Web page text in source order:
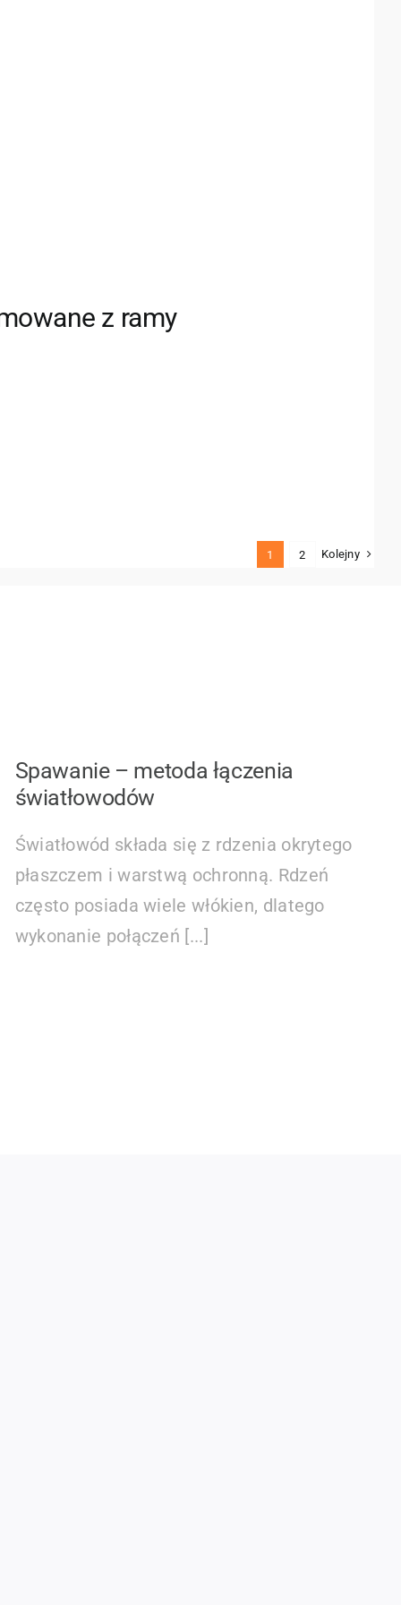
z ramy
1 2 Kolejny
Spawanie – metoda łączenia
światłowodów
Światłowód składa się z rdzenia okrytego
płaszczem i warstwą ochronną. Rdzeń
często posiada wiele włókien, dlatego
wykonanie połączeń [...]